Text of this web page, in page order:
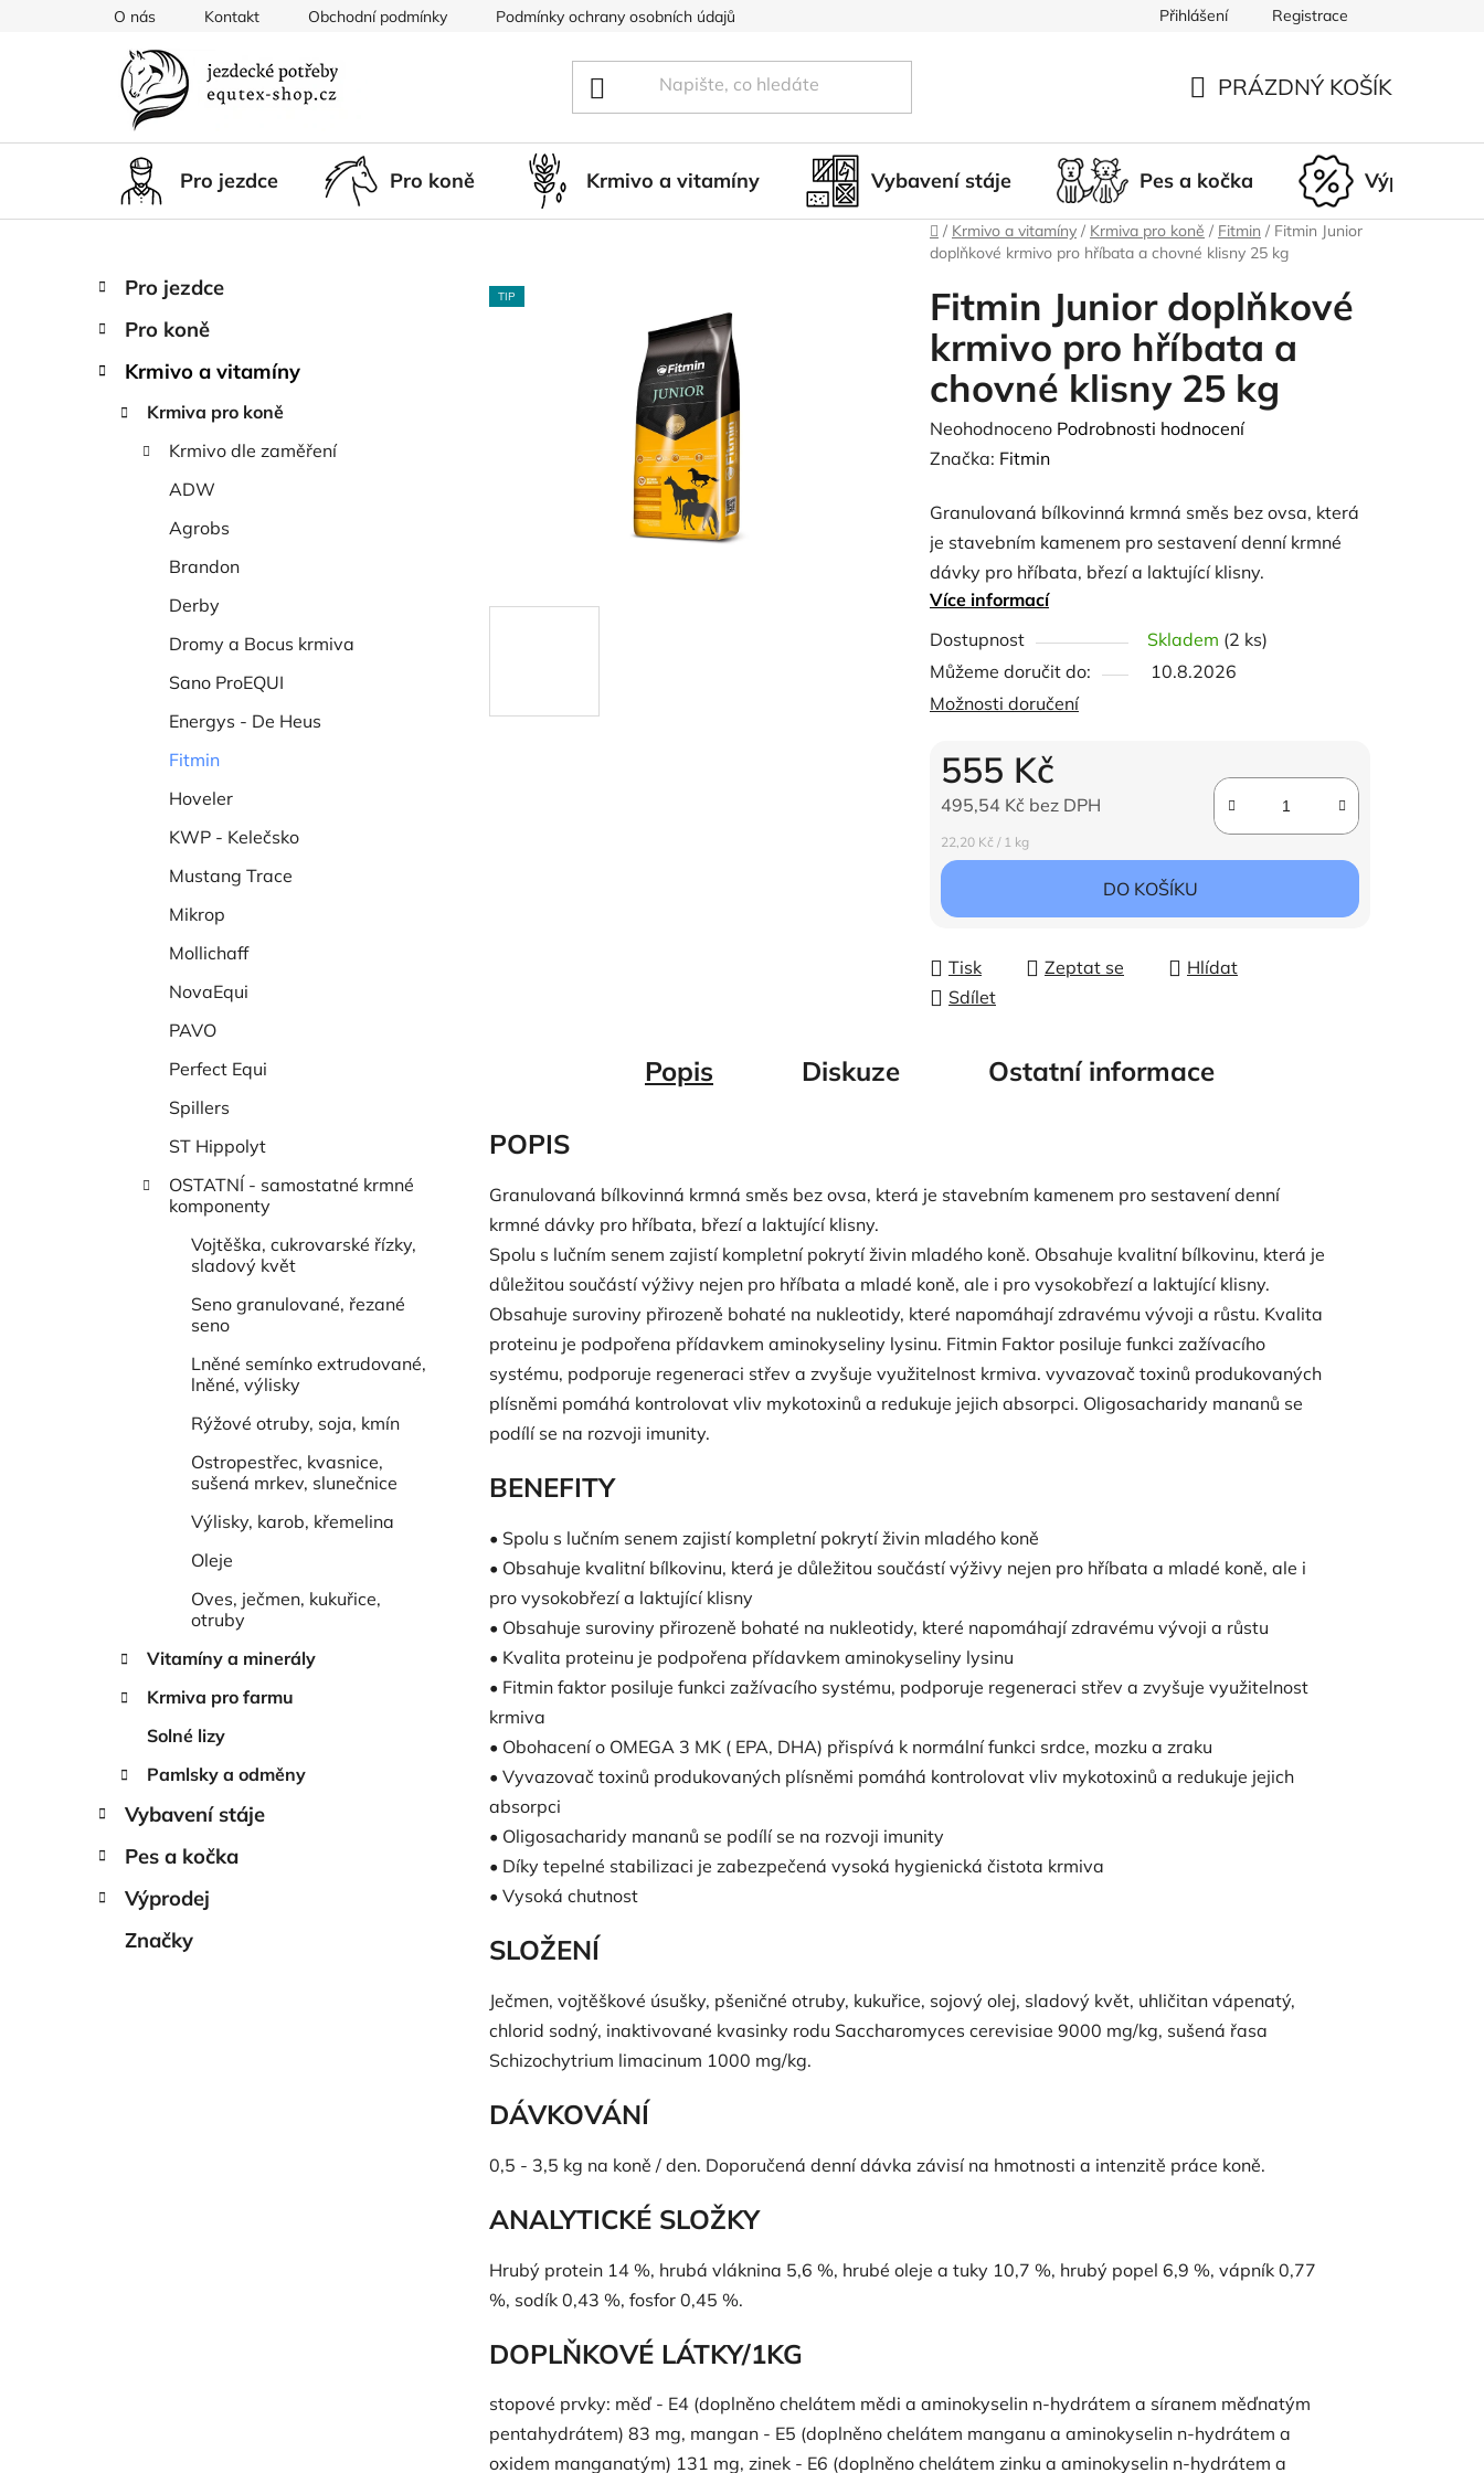
O nás Kontakt Obchodní podmínky Podmínky ochrany osobních údajů Doprava a platba Nepřevzetí zásilky
Přihlášení Registrace
KOŠÍK
PRÁZDNÝ KOŠÍK
Pro jezdce Pro koně Krmivo a vitamíny Vybavení stáje Pes a kočka Výprodej
Domů
/ Krmivo a vitamíny / Krmiva pro koně / Fitmin / Fitmin Junior
doplňkové krmivo pro hříbata a chovné klisny 25 kg
P
s
t
Přeskočit
kategorie
K
a
g
Pro jezdce
Pro koně
Krmivo a vitamíny
Krmiva pro koně
Krmivo dle zaměření
ADW
Agrobs
Brandon
Derby
Dromy a Bocus krmiva
Sano ProEQUI
Energys - De Heus
Fitmin
Hoveler
KWP - Kelečsko
Mustang Trace
Mikrop
Mollichaff
NovaEqui
PAVO
Perfect Equi
Spillers
ST Hippolyt
OSTATNÍ - samostatné krmné
komponenty
Vojtěška, cukrovarské řízky,
sladový květ
Seno granulované, řezané
seno
Lněné semínko extrudované,
lněné, výlisky
Rýžové otruby, soja, kmín
Ostropestřec, kvasnice,
sušená mrkev, slunečnice
Výlisky, karob, křemelina
Oleje
Oves, ječmen, kukuřice,
otruby
Vitamíny a minerály
Krmiva pro farmu
Solné lizy
Pamlsky a odměny
Vybavení stáje
Pes a kočka
Výprodej
Značky
Fitmin Junior doplňkové
krmivo pro hříbata a
chovné klisny 25 kg
Průměrné
hodnocení
je
0,0
z
5
hvězdiček.
Neohodnoceno Podrobnosti hodnocení
Značka: Fitmin
Granulovaná bílkovinná krmná směs bez ovsa, která
je stavebním kamenem pro sestavení denní krmné
dávky pro hříbata, březí a laktující klisny.
Více informací
Dostupnost
Skladem (2 ks)
Můžeme doručit do:
10.8.2026
Možnosti doručení
555 Kč
495,54 Kč bez DPH
Měrná cena:
22,20 Kč / 1 kg
DO KOŠÍKU
Tisk Zeptat se
Hlídat
Sdílet
TIP
Popis Diskuze Ostatní informace
POPIS
Granulovaná bílkovinná krmná směs bez ovsa, která je stavebním kamenem pro sestavení denní
krmné dávky pro hříbata, březí a laktující klisny.
Spolu s lučním senem zajistí kompletní pokrytí živin mladého koně. Obsahuje kvalitní bílkovinu, která je
důležitou součástí výživy nejen pro hříbata a mladé koně, ale i pro vysokobřezí a laktující klisny.
Obsahuje suroviny přirozeně bohaté na nukleotidy, které napomáhají zdravému vývoji a růstu. Kvalita
proteinu je podpořena přídavkem aminokyseliny lysinu. Fitmin Faktor posiluje funkci zažívacího
systému, podporuje regeneraci střev a zvyšuje využitelnost krmiva. vyvazovač toxinů produkovaných
plísněmi pomáhá kontrolovat vliv mykotoxinů a redukuje jejich absorpci. Oligosacharidy mananů se
podílí se na rozvoji imunity.
BENEFITY
• Spolu s lučním senem zajistí kompletní pokrytí živin mladého koně
• Obsahuje kvalitní bílkovinu, která je důležitou součástí výživy nejen pro hříbata a mladé koně, ale i
pro vysokobřezí a laktující klisny
• Obsahuje suroviny přirozeně bohaté na nukleotidy, které napomáhají zdravému vývoji a růstu
• Kvalita proteinu je podpořena přídavkem aminokyseliny lysinu
• Fitmin faktor posiluje funkci zažívacího systému, podporuje regeneraci střev a zvyšuje využitelnost
krmiva
• Obohacení o OMEGA 3 MK ( EPA, DHA) přispívá k normální funkci srdce, mozku a zraku
• Vyvazovač toxinů produkovaných plísněmi pomáhá kontrolovat vliv mykotoxinů a redukuje jejich
absorpci
• Oligosacharidy mananů se podílí se na rozvoji imunity
• Díky tepelné stabilizaci je zabezpečená vysoká hygienická čistota krmiva
• Vysoká chutnost
SLOŽENÍ
Ječmen, vojtěškové úsušky, pšeničné otruby, kukuřice, sojový olej, sladový květ, uhličitan vápenatý,
chlorid sodný, inaktivované kvasinky rodu Saccharomyces cerevisiae 9000 mg/kg, sušená řasa
Schizochytrium limacinum 1000 mg/kg.
DÁVKOVÁNÍ
0,5 - 3,5 kg na koně / den. Doporučená denní dávka závisí na hmotnosti a intenzitě práce koně.
ANALYTICKÉ SLOŽKY
Hrubý protein 14 %, hrubá vláknina 5,6 %, hrubé oleje a tuky 10,7 %, hrubý popel 6,9 %, vápník 0,77
%, sodík 0,43 %, fosfor 0,45 %.
DOPLŇKOVÉ LÁTKY/1KG
stopové prvky: měď - E4 (doplněno chelátem mědi a aminokyselin n-hydrátem a síranem měďnatým
pentahydrátem) 83 mg, mangan - E5 (doplněno chelátem manganu a aminokyselin n-hydrátem a
oxidem manganatým) 131 mg, zinek - E6 (doplněno chelátem zinku a aminokyselin n-hydrátem a